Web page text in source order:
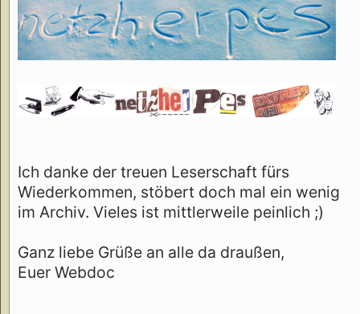
Ich danke der treuen Leserschaft fürs
Wiederkommen, stöbert doch mal ein wenig
im Archiv. Vieles ist mittlerweile peinlich ;)
Ganz liebe Grüße an alle da draußen,
Euer Webdoc